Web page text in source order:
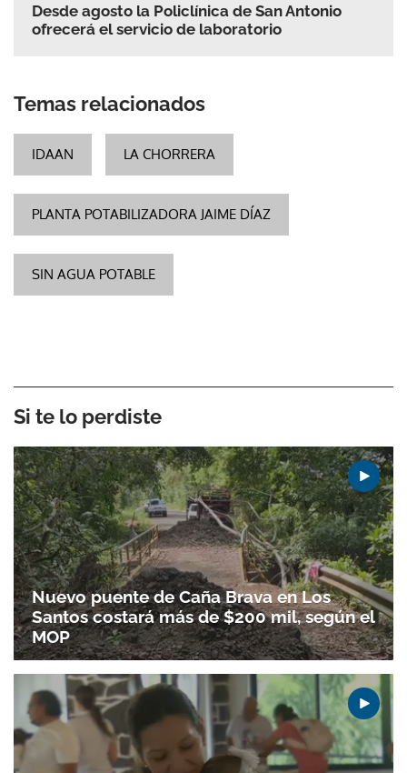
Desde agosto la Policlínica de San Antonio
ofrecerá el servicio de laboratorio
Temas relacionados
IDAAN LA CHORRERA
PLANTA POTABILIZADORA JAIME DÍAZ
SIN AGUA POTABLE
Si te lo perdiste
Nuevo puente de Caña Brava en Los
Santos costará más de $200 mil, según el
MOP